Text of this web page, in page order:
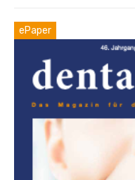
ePaper